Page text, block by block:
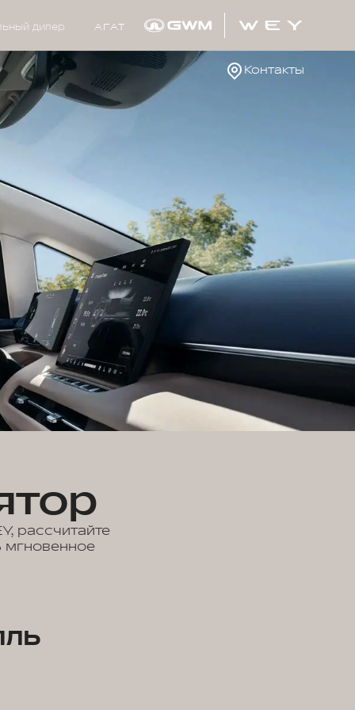
дилер АГАТ
Контакты
рассчитайте
мгновенное